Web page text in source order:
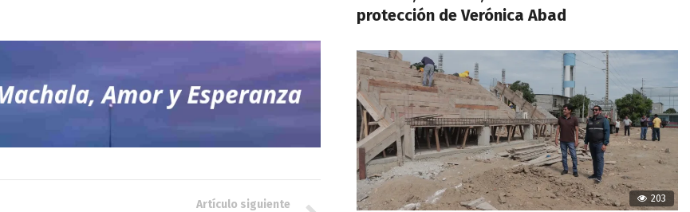
Artículo siguiente
protección de Verónica Abad
203